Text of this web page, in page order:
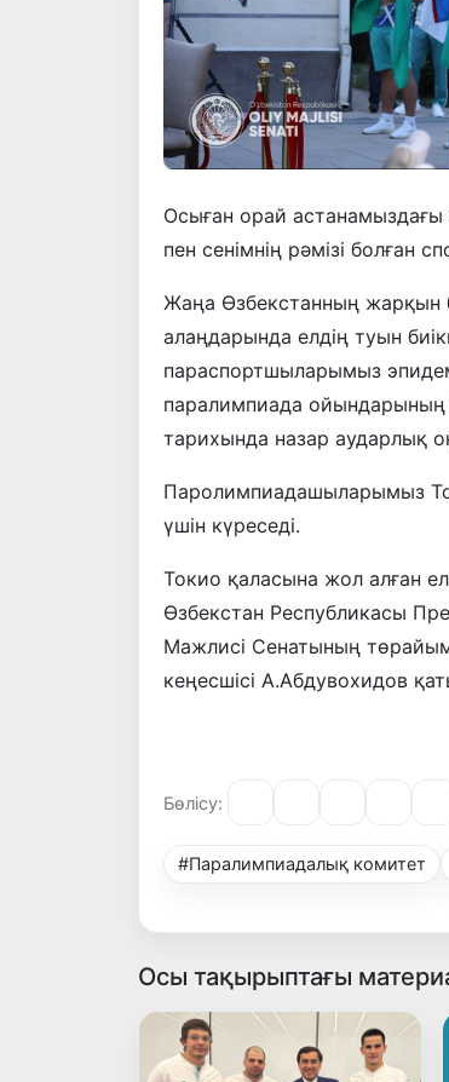
Осыған орай астанамыздағы
пен сенімнің рәмізі
Жаңа Өзбекстанның жарқын
алаңдарында елдің туын
параспортшыларымыз
паралимпиада ойындарының
тарихында назар аударлық
Паролимпиадашыларымыз
үшін күреседі.
Токио қаласына жол алған
Өзбекстан Республикасы
Мажлисі Сенатының
кеңесшісі А.Абдувохидов
Бөлісу:
#Паралимпиадалық комитет
Осы тақырыптағы